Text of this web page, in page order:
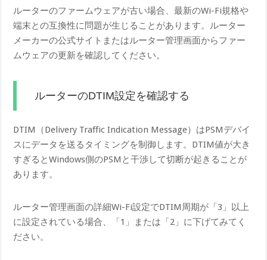
ルーターのファームウェアが古い場合、最新のWi-Fi規格や
端末との互換性に問題が生じることがあります。ルーター
メーカーの公式サイトまたはルーター管理画面からファー
ムウェアの更新を確認してください。
ルーターのDTIM設定を確認する
DTIM（Delivery Traffic Indication Message）はPSMデバイ
スにデータを送るタイミングを制御します。DTIM値が大き
すぎるとWindows側のPSMと干渉して切断が起きることが
あります。
ルーター管理画面の詳細Wi-Fi設定でDTIM周期が「3」以上
に設定されている場合、「1」または「2」に下げてみてく
ださい。